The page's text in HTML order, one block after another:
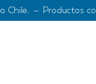
Chile. – Productos